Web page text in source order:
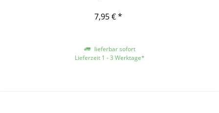
7,95 € *
lieferbar sofort
Lieferzeit 1 - 3 Werktage*